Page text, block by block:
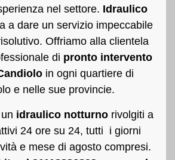
nel settore. Idraulico
a dare un servizio impeccabile
Offriamo alla clientela
di pronto intervento
in ogni quartiere di
e nelle sue provincie.
idraulico notturno rivolgiti a
24 ore su 24, tutti i giorni
e mese di agosto compresi.